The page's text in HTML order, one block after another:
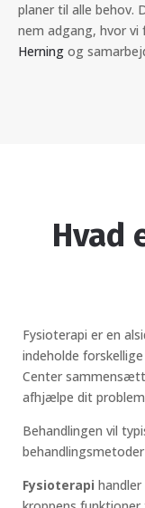
planer til alle behov.
nem adgang, hvor vi
Herning og
Hvad
Fysioterapi er en
indeholde
Center
afhjælpe dit
Behandlingen vil
Fysioterapi